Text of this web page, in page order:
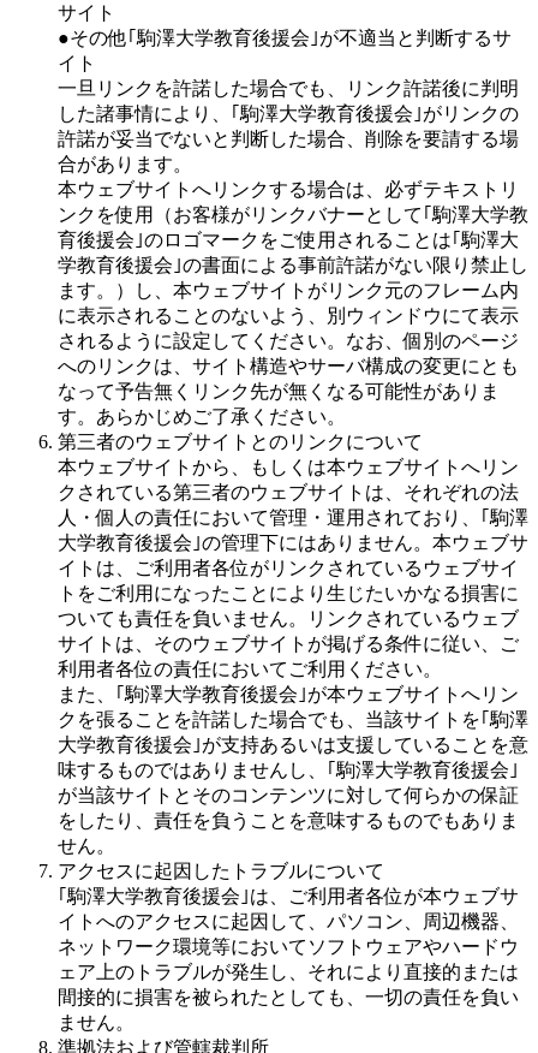
サイト
●その他｢駒澤大学教育後援会｣が不適当と判断するサ
イト
一旦リンクを許諾した場合でも、リンク許諾後に判明
した諸事情により、｢駒澤大学教育後援会｣がリンクの
許諾が妥当でないと判断した場合、削除を要請する場
合があります。
本ウェブサイトへリンクする場合は、必ずテキストリ
ンクを使用（お客様がリンクバナーとして｢駒澤大学教
育後援会｣のロゴマークをご使用されることは｢駒澤大
学教育後援会｣の書面による事前許諾がない限り禁止し
ます。）し、本ウェブサイトがリンク元のフレーム内
に表示されることのないよう、別ウィンドウにて表示
されるように設定してください。なお、個別のページ
へのリンクは、サイト構造やサーバ構成の変更にとも
なって予告無くリンク先が無くなる可能性がありま
す。あらかじめご了承ください。
第三者のウェブサイトとのリンクについて
本ウェブサイトから、もしくは本ウェブサイトへリン
クされている第三者のウェブサイトは、それぞれの法
人・個人の責任において管理・運用されており、｢駒澤
大学教育後援会｣の管理下にはありません。本ウェブサ
イトは、ご利用者各位がリンクされているウェブサイ
トをご利用になったことにより生じたいかなる損害に
ついても責任を負いません。リンクされているウェブ
サイトは、そのウェブサイトが掲げる条件に従い、ご
利用者各位の責任においてご利用ください。
また、｢駒澤大学教育後援会｣が本ウェブサイトへリン
クを張ることを許諾した場合でも、当該サイトを｢駒澤
大学教育後援会｣が支持あるいは支援していることを意
味するものではありませんし、｢駒澤大学教育後援会｣
が当該サイトとそのコンテンツに対して何らかの保証
をしたり、責任を負うことを意味するものでもありま
せん。
アクセスに起因したトラブルについて
｢駒澤大学教育後援会｣は、ご利用者各位が本ウェブサ
イトへのアクセスに起因して、パソコン、周辺機器、
ネットワーク環境等においてソフトウェアやハードウ
ェア上のトラブルが発生し、それにより直接的または
間接的に損害を被られたとしても、一切の責任を負い
ません。
準拠法および管轄裁判所